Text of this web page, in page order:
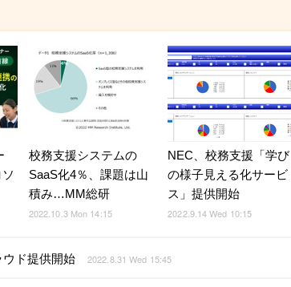
校務支援システムの
SaaS化4％、課題は山
積み…MM総研
2022.10.3 Mon 14:15
NEC、校務支援「学び
の様子見える化サービ
ス」提供開始
2022.9.14 Wed 10:15
ド提供開始 2022.8.31 Wed 15:45